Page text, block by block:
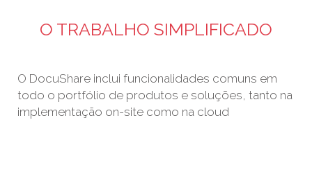
O TRABALHO SIMPLIFICADO
O DocuShare inclui funcionalidades comuns em
todo o portfólio de produtos e soluções, tanto na
implementação on-site como na cloud